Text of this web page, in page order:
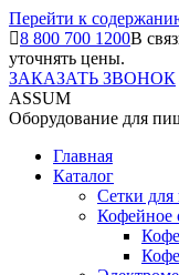
Перейти к
8 800 700 1200В
уточнять цены.
ЗАКАЗАТЬ ЗВОНОК
ASSUM
Оборудование для
Главная
Каталог
Сетки
Кофейное